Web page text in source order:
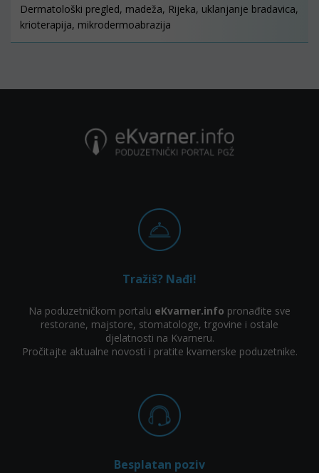
Dermatološki pregled, madeža, Rijeka, uklanjanje bradavica,
krioterapija, mikrodermoabrazija
Tražiš? Nađi!
Na poduzetničkom portalu eKvarner.info pronađite sve
restorane, majstore, stomatologe, trgovine i ostale
djelatnosti na Kvarneru.
Pročitajte aktualne novosti i pratite kvarnerske poduzetnike.
Besplatan poziv